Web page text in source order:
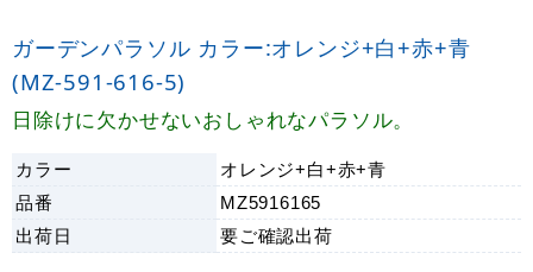
ガーデンパラソル カラー:オレンジ+白+赤+青
(MZ-591-616-5)
日除けに欠かせないおしゃれなパラソル。
カラー
オレンジ+白+赤+青
品番
MZ5916165
出荷日 要ご確認出荷